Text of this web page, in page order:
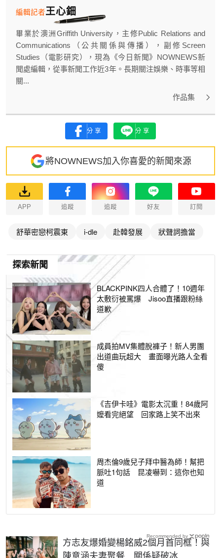
王心鈿
編輯記者
畢業於澳洲Griffith University，主修Public Relations and
Communications（公共關係與傳播），副修Screen
Studies（電影研究），現為《今日新聞》NOWNEWS新
聞處編輯，從事新聞工作近3年。長期關注娛樂、時事等相
關...
作品集
分享 分享
將NOWNEWS加入你喜愛的新聞來源
APP 追蹤 追蹤 好友 訂閱
舒華密戀柯震東 i-dle 赴韓發展 狀聲詞擔當
探索新聞
BLACKPINK四人合體了！10週年
太敷衍被罵爆 Jisoo直播跟粉絲
道歉
成員拍MV集體脫褲子！新人男團
出道曲玩超大 畫面曝光路人全看
傻
《吉伊卡哇》電影太沉重！84歲阿
嬤看完絕望 回家路上笑不出來
周杰倫9歲兒子拜中醫為師！幫把
脈吐1句話 昆凌嚇到：這你也知
道
方志友爆婚變楊銘威2個月首同框！與
陳意涵夫妻聚餐 關係疑破冰
Recommended by